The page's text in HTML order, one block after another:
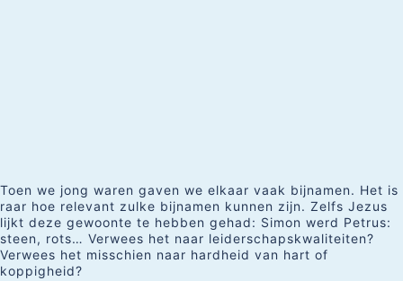
Toen we jong waren gaven we elkaar vaak bijnamen. Het is
raar hoe relevant zulke bijnamen kunnen zijn. Zelfs Jezus
lijkt deze gewoonte te hebben gehad: Simon werd Petrus:
steen, rots… Verwees het naar leiderschapskwaliteiten?
Verwees het misschien naar hardheid van hart of
koppigheid?